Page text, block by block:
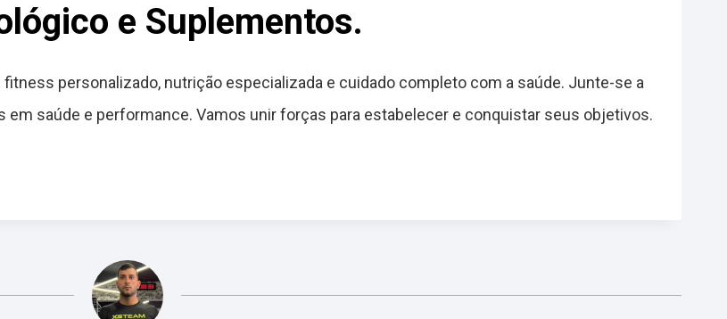
e Suplementos.
personalizado, nutrição especializada e cuidado completo com a saúde. Junte-se a
em saúde e performance. Vamos unir forças para estabelecer e conquistar seus objetivos.